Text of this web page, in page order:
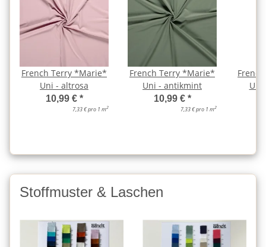
French Terry *Marie*
Uni - altrosa
10,99 € *
7,33 € pro 1 m2
French Terry *Marie*
Uni - antikmint
10,99 € *
7,33 € pro 1 m2
Uni
Stoffmuster & Laschen